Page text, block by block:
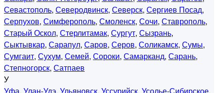
Севастополь, Северодвинск, Северск, Сергиев Посад,
Серпухов, Симферополь, Смоленск, Сочи, Ставрополь,
Старый Оскол, Стерлитамак, Сургут, Сызрань,
Сыктывкар, Сарапул, Саров, Серов, Соликамск, Сумы,
Сумгаит, Сухум, Семей, Сороки, Самарканд, Сарань,
Степногорск, Сатпаев
У